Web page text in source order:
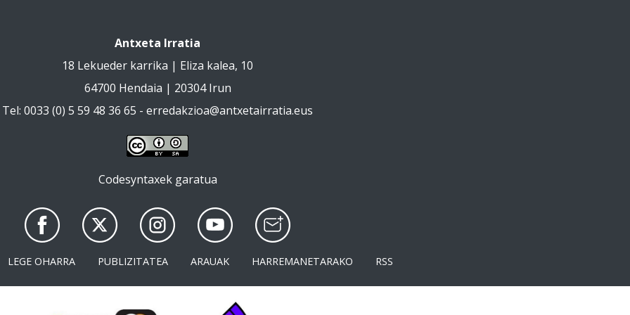
Antxeta Irratia
18 Lekueder karrika | Eliza kalea, 10
64700 Hendaia | 20304 Irun
Tel: 0033 (0) 5 59 48 36 65 - erredakzioa@antxetairratia.eus
Codesyntaxek garatua
LEGE OHARRA PUBLIZITATEA ARAUAK HARREMANETARAKO RSS